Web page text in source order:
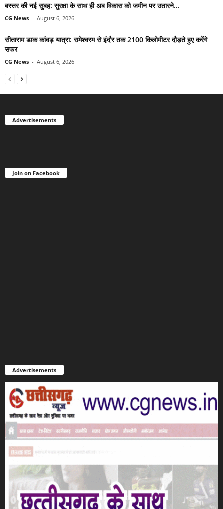
बस्तर की नई सुबह: सुरक्षा के साथ ही अब विकास को जमीन पर उतारने...
CG News - August 6, 2026
सीताराम डाक कांवड़ यात्रा: रामेश्वरम से इंदौर तक 2100 किलोमीटर दौड़ते हुए करेंगे
सफर
CG News - August 6, 2026
Advertisements
Join on Facebook
Advertisements